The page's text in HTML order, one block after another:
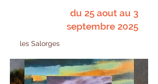
du 25 aout au 3
septembre 2025
les Salorges